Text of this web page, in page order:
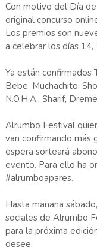
Con motivo del Día
original concurso
Los premios son
a celebrar los días
Ya están confirmados
Bebe, Muchachito,
N.O.H.A., Sharif,
Alrumbo Festival
van confirmando más
espera sorteará
evento. Para ello ha
#alrumboapares.
Hasta mañana
sociales de Alrumbo
para la próxima
desee.